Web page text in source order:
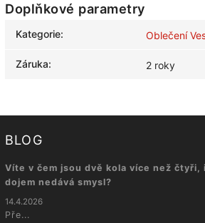
Doplňkové parametry
Kategorie: Oblečení
Záruka: 2 roky
BLOG
Víte v čem jsou dvě kola více než čtyři,
dojem nedává smysl?
14.4.2026
Pře...